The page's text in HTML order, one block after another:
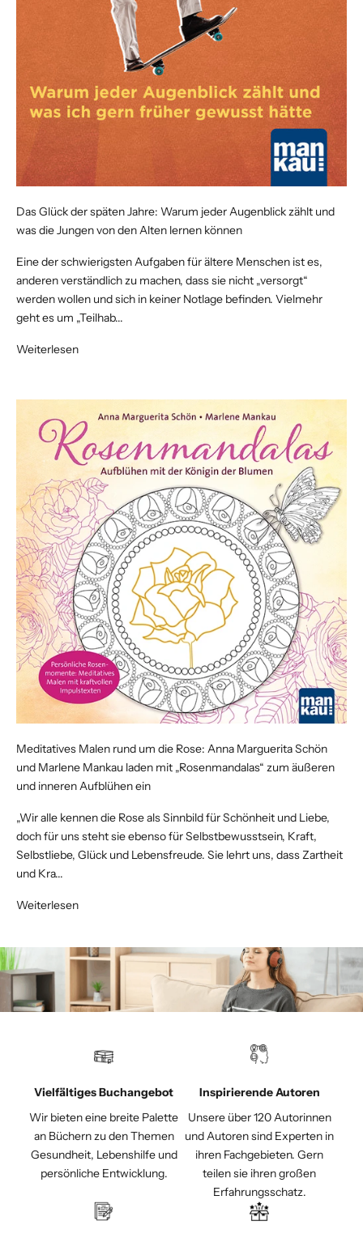
Das Glück der späten Jahre: Warum jeder Augenblick zählt und
was die Jungen von den Alten lernen können
Eine der schwierigsten Aufgaben für ältere Menschen ist es,
anderen verständlich zu machen, dass sie nicht „versorgt“
werden wollen und sich in keiner Notlage befinden. Vielmehr
geht es um „Teilhab...
Weiterlesen
Meditatives Malen rund um die Rose: Anna Marguerita Schön
und Marlene Mankau laden mit „Rosenmandalas“ zum äußeren
und inneren Aufblühen ein
„Wir alle kennen die Rose als Sinnbild für Schönheit und Liebe,
doch für uns steht sie ebenso für Selbstbewusstsein, Kraft,
Selbstliebe, Glück und Lebensfreude. Sie lehrt uns, dass Zartheit
und Kra...
Weiterlesen
Vielfältiges Buchangebot
Wir bieten eine breite Palette
an Büchern zu den Themen
Gesundheit, Lebenshilfe und
persönliche Entwicklung.
Inspirierende Autoren
Unsere über 120 Autorinnen
und Autoren sind Experten in
ihren Fachgebieten. Gern
teilen sie ihren großen
Erfahrungsschatz.